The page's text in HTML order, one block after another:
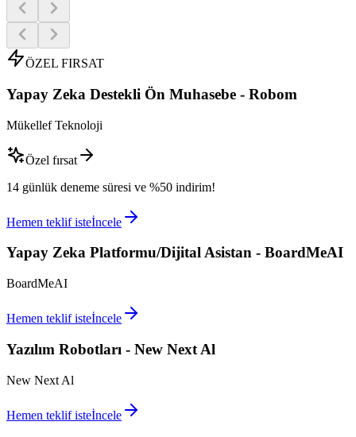
ÖZEL FIRSAT
Yapay Zeka Destekli Ön Muhasebe - Robom
Mükellef Teknoloji
Özel fırsat
14 günlük deneme süresi ve %50 indirim!
Hemen teklif isteİncele
Yapay Zeka Platformu/Dijital Asistan - BoardMeAI
BoardMeAI
Hemen teklif isteİncele
Yazılım Robotları - New Next Al
New Next Al
Hemen teklif isteİncele